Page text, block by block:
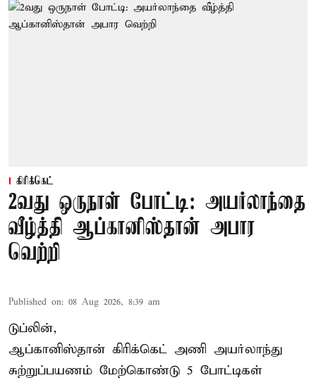
கிரிக்கெட்
2வது ஒருநாள் போட்டி: அயர்லாந்தை
வீழ்த்தி ஆப்கானிஸ்தான் அபார
வெற்றி
Published on: 08 Aug 2026, 8:39 am
டுப்லின்,
ஆப்கானிஸ்தான் கிரிக்கெட் அணி அயர்லாந்து
சுற்றுப்பயணம் மேற்கொண்டு 5 போட்டிகள்